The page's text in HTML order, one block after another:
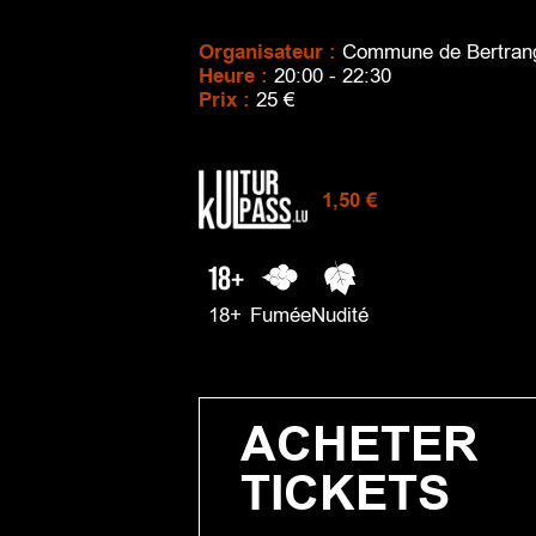
Organisateur : Commune de
Heure : 20:00 - 22:30
Prix : 25 €
1,50 €
18+ FuméeNudité
ACHETER
TICKETS